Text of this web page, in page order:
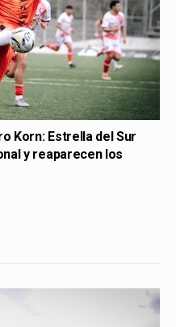
Korn: Estrella del Sur
y reaparecen los